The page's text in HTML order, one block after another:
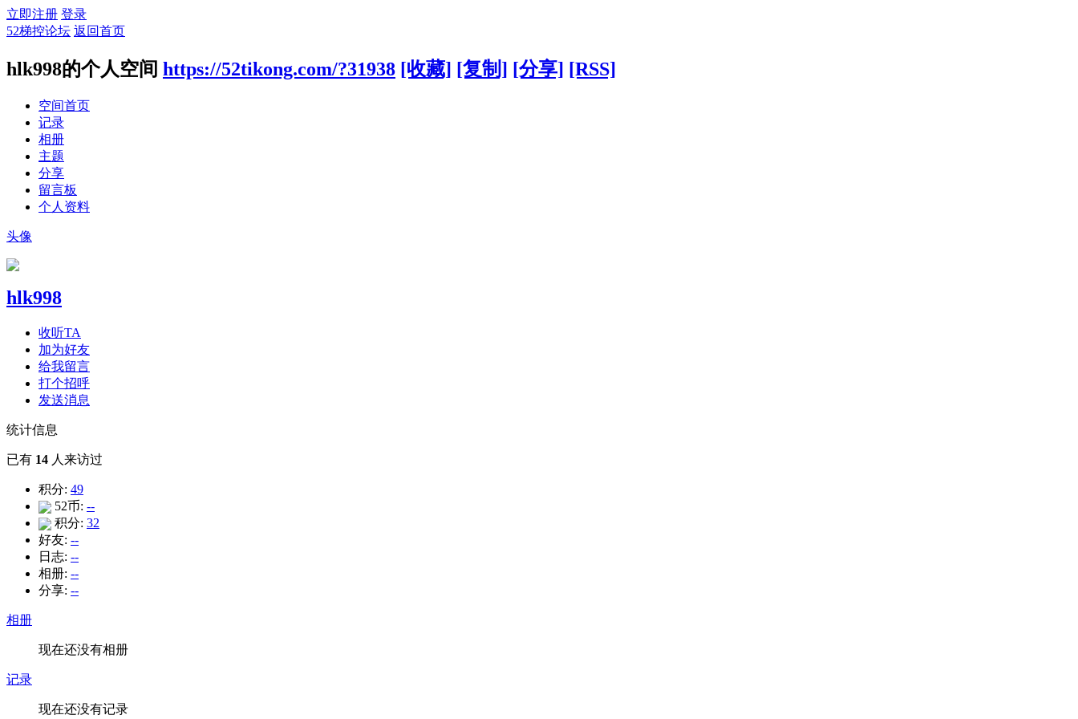
立即注册 登录
52梯控论坛 返回首页
hlk998的个人空间 https://52tikong.com/?31938 [收藏] [复制] [分享] [RSS]
空间首页
记录
相册
主题
分享
留言板
个人资料
头像
hlk998
收听TA
加为好友
给我留言
打个招呼
发送消息
统计信息
已有 14 人来访过
积分: 49
52币: --
积分: 32
好友: --
日志: --
相册: --
分享: --
相册
现在还没有相册
记录
现在还没有记录